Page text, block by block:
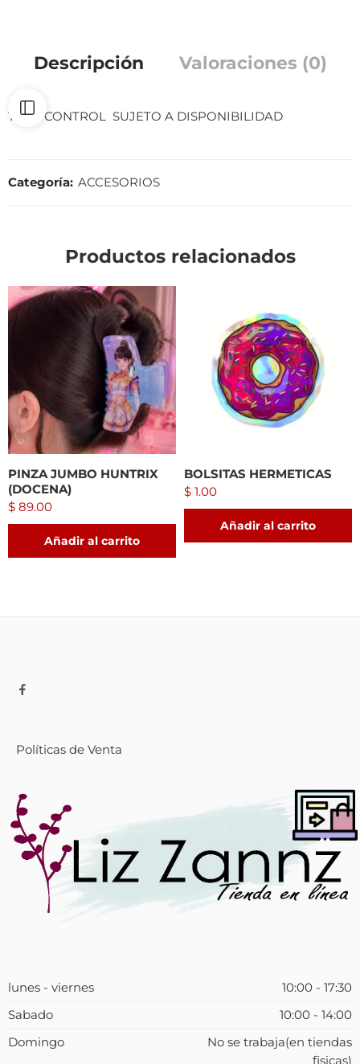
Descripción Valoraciones (0)
TRAE CONTROL SUJETO A DISPONIBILIDAD
Categoría: ACCESORIOS
Productos relacionados
PINZA JUMBO HUNTRIX
(DOCENA)
$ 89.00
Añadir al carrito
BOLSITAS HERMETICAS
$ 1.00
Añadir al carrito
Políticas de Venta
lunes - viernes
10:00 - 17:30
Sabado
10:00 - 14:00
Domingo
No se trabaja(en tiendas
fisicas)